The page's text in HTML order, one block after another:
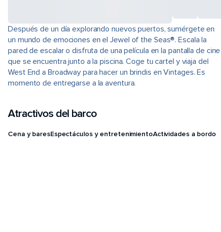
Después de un día explorando nuevos puertos, sumérgete en
un mundo de emociones en el Jewel of the Seas®. Escala la
pared de escalar o disfruta de una película en la pantalla de cine
que se encuentra junto a la piscina. Coge tu cartel y viaja del
West End a Broadway para hacer un brindis en Vintages. Es
momento de entregarse a la aventura.
Atractivos del barco
Cena y baresEspectáculos y entretenimientoActividades a bordo